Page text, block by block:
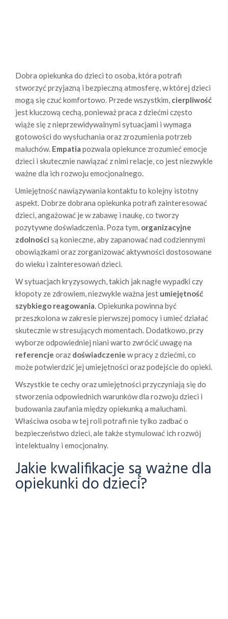
Dobra opiekunka do dzieci to osoba, która potrafi
stworzyć przyjazną i bezpieczną atmosferę, w której dzieci
mogą się czuć komfortowo. Przede wszystkim, cierpliwość
jest kluczową cechą, ponieważ praca z dziećmi często
wiąże się z nieprzewidywalnymi sytuacjami i wymaga
gotowości do wysłuchania oraz zrozumienia potrzeb
maluchów. Empatia pozwala opiekunce zrozumieć emocje
dzieci i skutecznie nawiązać z nimi relacje, co jest niezwykle
ważne dla ich rozwoju emocjonalnego.
Umiejętność nawiązywania kontaktu to kolejny istotny
aspekt. Dobrze dobrana opiekunka potrafi zainteresować
dzieci, angażować je w zabawę i naukę, co tworzy
pozytywne doświadczenia. Poza tym, organizacyjne
zdolności są konieczne, aby zapanować nad codziennymi
obowiązkami oraz zorganizować aktywności dostosowane
do wieku i zainteresowań dzieci.
W sytuacjach kryzysowych, takich jak nagłe wypadki czy
kłopoty ze zdrowiem, niezwykle ważna jest umiejętność
szybkiego reagowania. Opiekunka powinna być
przeszkolona w zakresie pierwszej pomocy i umieć działać
skutecznie w stresujących momentach. Dodatkowo, przy
wyborze odpowiedniej niani warto zwrócić uwagę na
referencje oraz doświadczenie w pracy z dziećmi, co
może potwierdzić jej umiejętności oraz podejście do opieki.
Wszystkie te cechy oraz umiejętności przyczyniają się do
stworzenia odpowiednich warunków dla rozwoju dzieci i
budowania zaufania między opiekunką a maluchami.
Właściwa osoba w tej roli potrafi nie tylko zadbać o
bezpieczeństwo dzieci, ale także stymulować ich rozwój
intelektualny i emocjonalny.
Jakie kwalifikacje są ważne dla
opiekunki do dzieci?